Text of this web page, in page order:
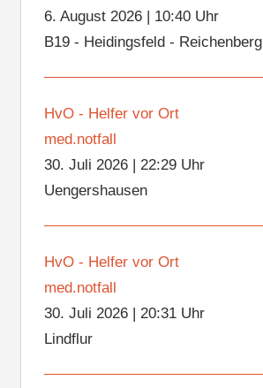
6. August 2026| 10:40 Uhr
B19 - Heidingsfeld - Reichenberg
HvO - Helfer vor Ort
med.notfall
30. Juli 2026| 22:29 Uhr
Uengershausen
HvO - Helfer vor Ort
med.notfall
30. Juli 2026| 20:31 Uhr
Lindflur